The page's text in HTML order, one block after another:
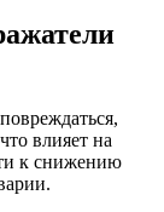
влияет на
к снижению